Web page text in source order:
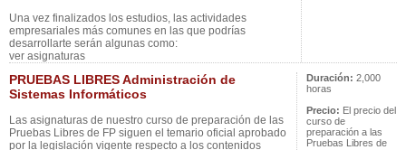
Una vez finalizados los estudios, las actividades
empresariales más comunes en las que podrías
desarrollarte serán algunas como:
ver asignaturas
PRUEBAS LIBRES Administración de
Sistemas Informáticos
Las asignaturas de nuestro curso de preparación de las
Pruebas Libres de FP siguen el temario oficial aprobado
por la legislación vigente respecto a los contenidos
Duración: 2,000
horas
Precio: El precio del
curso de
preparación a las
Pruebas Libres de